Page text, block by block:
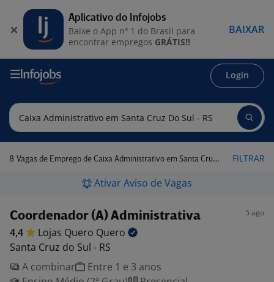
Login
8 Vagas de Emprego de Caixa Administrativo em Santa Cruz do Sul - RS FILTRAR
Ativar Aviso de Vagas
Coordenador (A) Administrativa 5 ago
4,4 Lojas Quero Quero
Santa Cruz do Sul - RS
A combinar
Entre 1 e 3 anos
Aplicativo do Infojobs
Baixe o App nº 1 do Brasil para
encontrar empregos GRÁTIS!!
BAIXAR